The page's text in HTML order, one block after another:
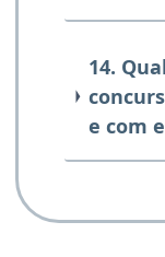
14.
e com